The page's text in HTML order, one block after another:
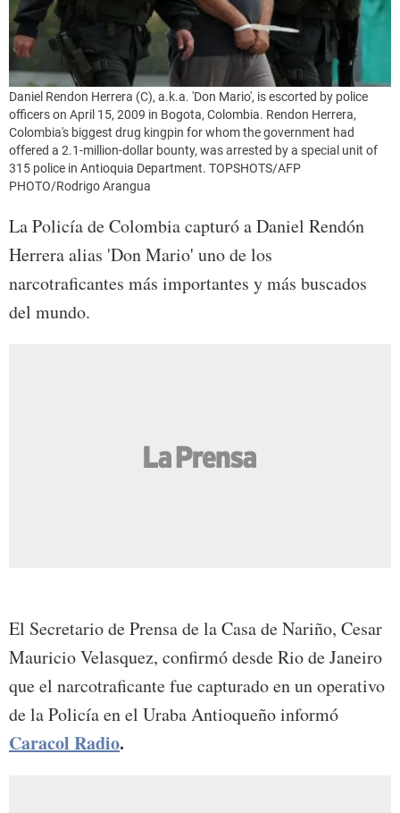
Daniel Rendon Herrera (C), a.k.a. 'Don Mario', is escorted by police
officers on April 15, 2009 in Bogota, Colombia. Rendon Herrera,
Colombia's biggest drug kingpin for whom the government had
offered a 2.1-million-dollar bounty, was arrested by a special unit of
315 police in Antioquia Department. TOPSHOTS/AFP
PHOTO/Rodrigo Arangua
La Policía de Colombia capturó a Daniel Rendón
Herrera alias 'Don Mario' uno de los
narcotraficantes más importantes y más buscados
del mundo.
El Secretario de Prensa de la Casa de Nariño, Cesar
Mauricio Velasquez, confirmó desde Rio de Janeiro
que el narcotraficante fue capturado en un operativo
de la Policía en el Uraba Antioqueño informó
Caracol Radio.